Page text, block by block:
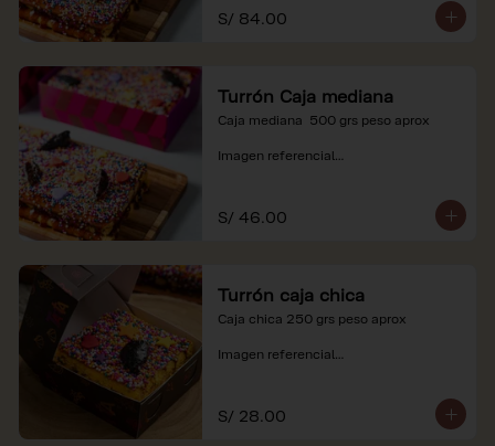
S/ 84.00
Turrón Caja mediana
Caja mediana  500 grs peso aprox
Imagen referencial
soles e incluyen impuestos de ley y
recargo al consumo.
S/ 46.00
Turrón caja chica
Caja chica 250 grs peso aprox
Imagen referencial
soles e incluyen impuestos de ley y
recargo al consumo.
S/ 28.00